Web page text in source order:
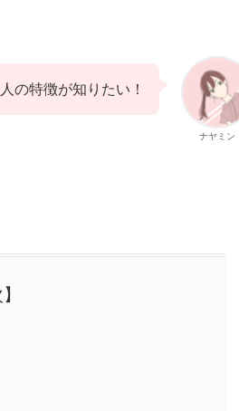
ナヤミン
の特徴が知りたい！